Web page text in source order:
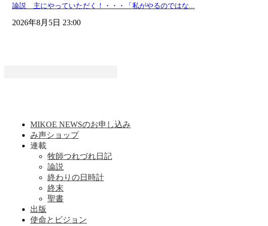
論説 主にやっていただく！・・・「私がやるのではな...
2026年8月5日 23:00
MIKOE NEWSのお申し込み
み声ショップ
連載
牧師つれづれ日記
論説
終わりの日時計
終末
聖書
出版
使命とビジョン